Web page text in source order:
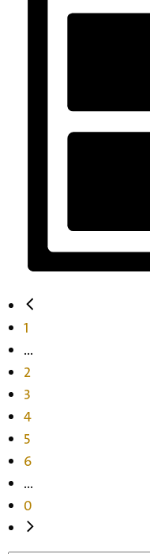
1
...
2
3
4
5
6
...
0